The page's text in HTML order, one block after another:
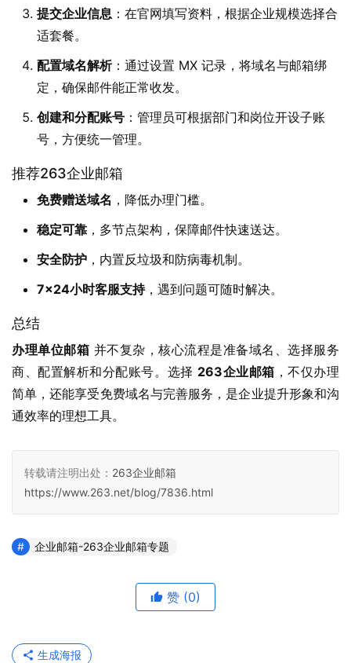
提交企业信息 ：在官网填写资料，根据企业规模选择合
适套餐。
配置域名解析：通过设置 MX 记录，将域名与邮箱绑
定，确保邮件能正常收发。
创建和分配账号 ：管理员可根据部门和岗位开设子账
号，方便统一管理。
推荐263企业邮箱
免费赠送域名 ，降低办理门槛。
稳定可靠 ，多节点架构，保障邮件快速送达。
安全防护 ，内置反垃圾和防病毒机制。
7×24小时客服支持，遇到问题可随时解决。
总结
办理单位邮箱 并不复杂，核心流程是准备域名、选择服务
商、配置解析和分配账号。选择 263企业邮箱 ，不仅办理
简单，还能享受免费域名与完善服务，是企业提升形象和沟
通效率的理想工具。
转载请注明出处： 263企业邮箱
https://www.263.net/blog/7836.html
企业邮箱-263企业邮箱专题
赞 (0)
生成海报